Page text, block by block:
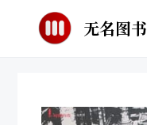
无名图书